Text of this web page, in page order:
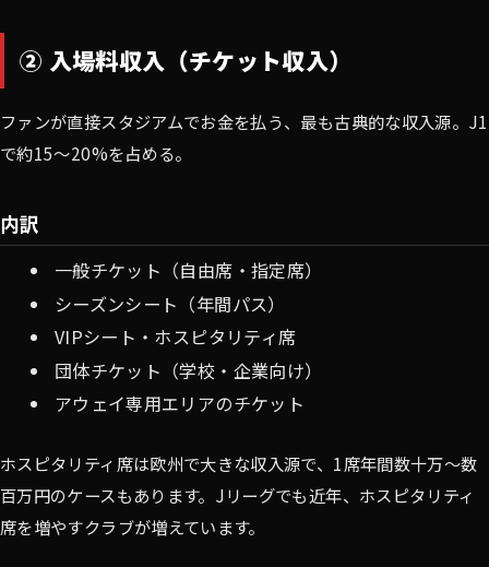
② 入場料収入（チケット収入）
ファンが直接スタジアムでお金を払う、最も古典的な収入源。J1
で約15〜20%を占める。
内訳
一般チケット（自由席・指定席）
シーズンシート（年間パス）
VIPシート・ホスピタリティ席
団体チケット（学校・企業向け）
アウェイ専用エリアのチケット
ホスピタリティ席は欧州で大きな収入源で、1席年間数十万〜数
百万円のケースもあります。Jリーグでも近年、ホスピタリティ
席を増やすクラブが増えています。